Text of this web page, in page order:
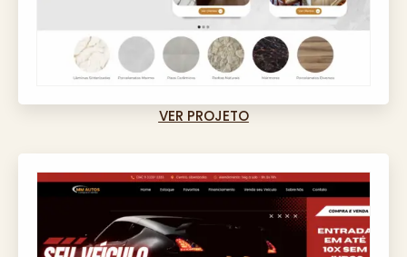
VER PROJETO